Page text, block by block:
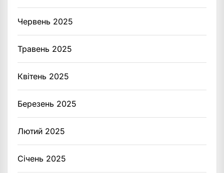
Червень 2025
Травень 2025
Квітень 2025
Березень 2025
Лютий 2025
Січень 2025